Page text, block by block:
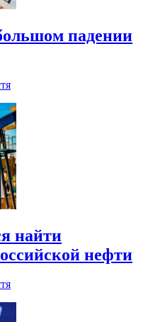
падении
найти
нефти